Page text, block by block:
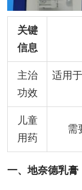
关键
信息
主治
功效
适用
儿童
用药
需
一、地奈德乳膏